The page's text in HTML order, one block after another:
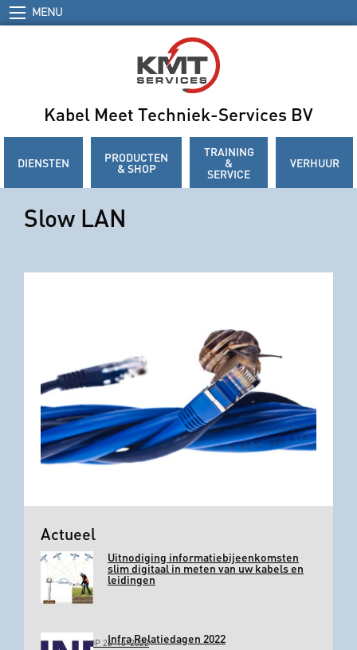
MENU
Kabel Meet Techniek-Services BV
DIENSTEN PRODUCTEN
& SHOP
TRAINING
&
SERVICE
VERHUUR
Slow LAN
Actueel
Uitnodiging informatiebijeenkomsten
slim digitaal in meten van uw kabels en
leidingen
GEPLAATST OP 26-10-2022Infra Relatiedagen 2022